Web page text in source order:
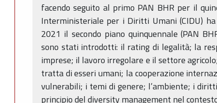
facendo seguito al primo PAN BHR per il
Interministeriale per i Diritti Umani (CIDU)
2021 il secondo piano quinquennale (PAN
sono stati introdotti: il rating di legalità; la
imprese; il lavoro irregolare e il settore
tratta di esseri umani; la cooperazione
vulnerabili; i temi di genere; l’ambiente; i
principio del diversity management nel